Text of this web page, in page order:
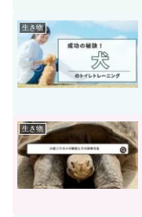
生き物
生き物